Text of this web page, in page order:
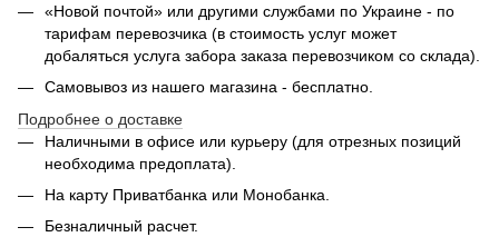
«Новой почтой» или другими службами по Украине - по
тарифам перевозчика (в стоимость услуг может
добаляться услуга забора заказа перевозчиком со склада).
Самовывоз из нашего магазина - бесплатно.
Подробнее о доставке
Наличными в офисе или курьеру (для отрезных позиций
необходима предоплата).
На карту Приватбанка или Монобанка.
Безналичный расчет.